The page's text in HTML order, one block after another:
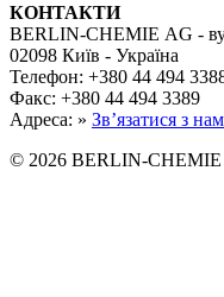
КОНТАКТИ
BERLIN-CHEMIE AG -
02098 Київ - Україна
Телефон: +380 44 494
Факс: +380 44 494 3389
Адреса: » Зв’язатися з
© 2026 BERLIN-CHEMIE